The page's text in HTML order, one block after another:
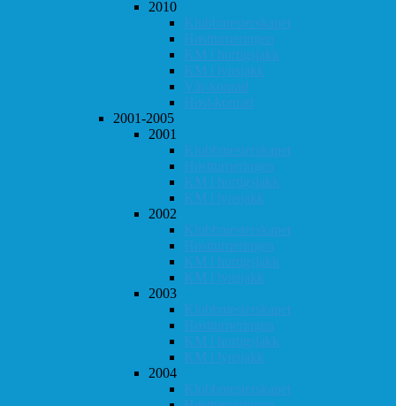
2010
Klubbmesterskapet
Høstturneringen
KM i hurtigsjakk
KM i lynsjakk
Vår-konrad
Høst-konrad
2001-2005
2001
Klubbmesterskapet
Høstturneringen
KM i hurtigsjakk
KM i lynsjakk
2002
Klubbmesterskapet
Høstturneringen
KM i hurtigsjakk
KM i lynsjakk
2003
Klubbmesterskapet
Høstturneringen
KM i hurtigsjakk
KM i lynsjakk
2004
Klubbmesterskapet